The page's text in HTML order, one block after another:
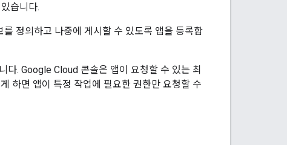
습니다.
정의하고 나중에 게시할 수 있도록 앱을 등록합
다. Google Cloud 콘솔은 앱이 요청할 수 있는 최
하면 앱이 특정 작업에 필요한 권한만 요청할 수